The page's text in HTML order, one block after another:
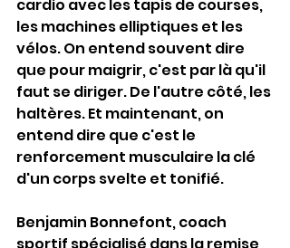
cardio avec les tapis de courses,
les machines elliptiques et les
vélos. On entend souvent dire
que pour maigrir, c'est par là qu'il
faut se diriger. De l'autre côté, les
haltères. Et maintenant, on
entend dire que c'est le
renforcement musculaire la clé
d'un corps svelte et tonifié.
Benjamin Bonnefont, coach